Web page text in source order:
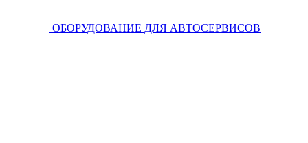
ОБОРУДОВАНИЕ ДЛЯ АВТОСЕРВИСОВ